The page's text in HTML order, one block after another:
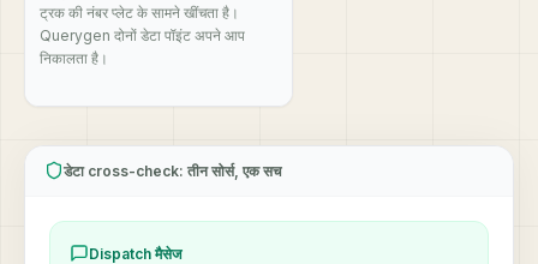
ट्रक की नंबर प्लेट के सामने खींचता है।
Querygen दोनों डेटा पॉइंट अपने आप
निकालता है।
डेटा cross-check: तीन सोर्स, एक सच
Dispatch मैसेज